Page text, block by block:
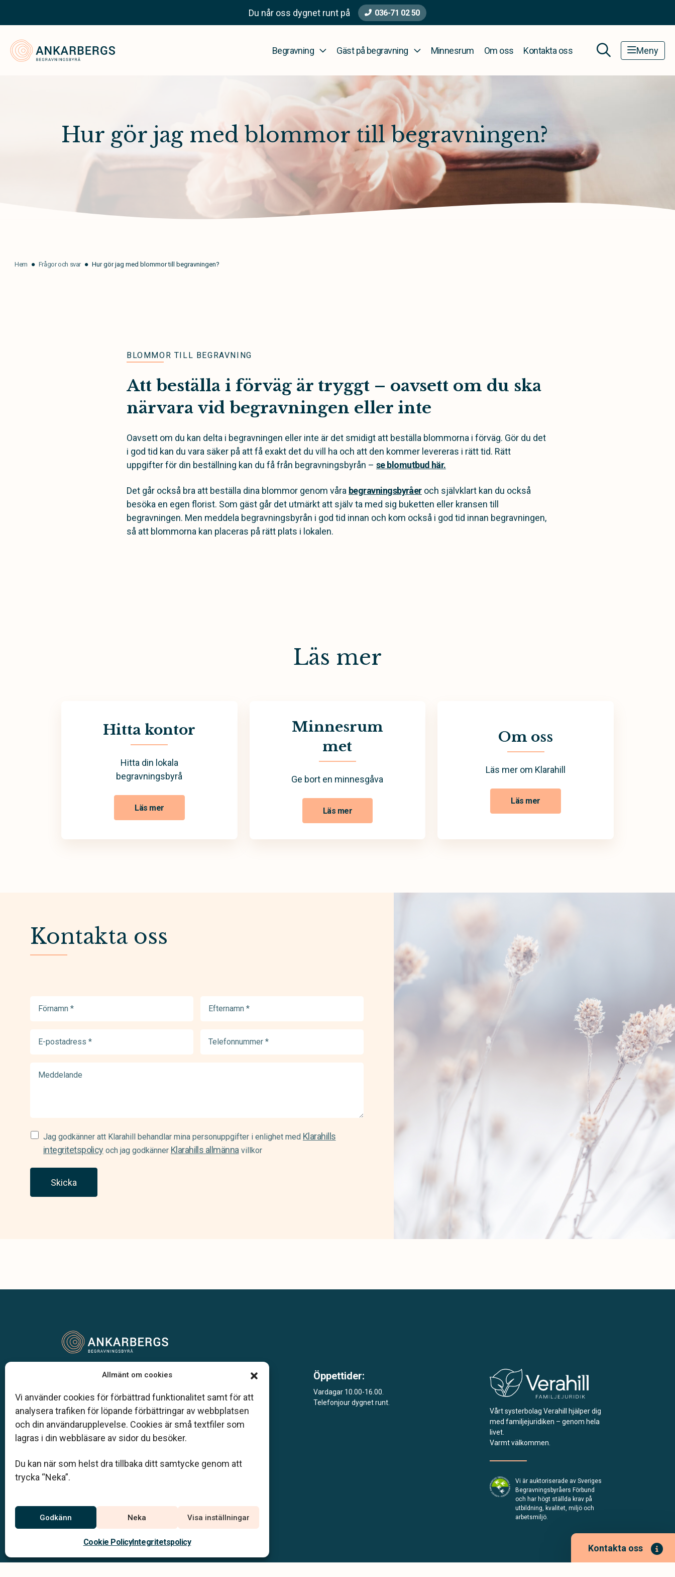
Allmänt om cookies
Vi använder cookies för förbättrad funktionalitet samt för att
analysera trafiken för löpande förbättringar av webbplatsen
och din användarupplevelse. Cookies är små textfiler som
lagras i din webbläsare av sidor du besöker.
Du kan när som helst dra tillbaka ditt samtycke genom att
trycka “Neka”.
Godkänn Neka Visa inställningar
Cookie PolicyIntegritetspolicy
Du når oss dygnet runt på 036-71 02 50
Begravning Gäst på begravning Minnesrum Om oss Kontakta oss Meny
Hur gör jag med blommor till begravningen?
Hem Frågor och svar Hur gör jag med blommor till begravningen?
BLOMMOR TILL BEGRAVNING
Att beställa i förväg är tryggt – oavsett om du ska
närvara vid begravningen eller inte
Oavsett om du kan delta i begravningen eller inte är det smidigt att beställa blommorna i förväg. Gör du det
i god tid kan du vara säker på att få exakt det du vill ha och att den kommer levereras i rätt tid. Rätt
uppgifter för din beställning kan du få från begravningsbyrån – se blomutbud här.
Det går också bra att beställa dina blommor genom våra begravningsbyråeroch självklart kan du också
besöka en egen florist. Som gäst går det utmärkt att själv ta med sig buketten eller kransen till
begravningen. Men meddela begravningsbyrån i god tid innan och kom också i god tid innan begravningen,
så att blommorna kan placeras på rätt plats i lokalen.
Läs mer
Hitta kontor
Hitta din lokala
begravningsbyrå
Läs mer
Minnesrum
met
Ge bort en minnesgåva
Läs mer
Om oss
Läs mer om Klarahill
Läs mer
Kontakta oss
postadress
Samtycke
(Required)
Jag godkänner att Klarahill behandlar mina personuppgifter i enlighet med Klarahills
integritetspolicyoch jag godkänner Klarahills allmännavillkor
Skicka
Kontakta oss
Vår begravningsbyrå är en del av Klarahill.
auktoriserade inom Sveriges begravningsbyråers
förbund (SBF). Det personliga är centralt för oss, både
när det gäller bemötande och när vi utformar
skräddarsydda personliga begravningar.
info@ankarbergs.se
Jourtelefon
036-71 02 50
Öppettider:
Vardagar 10.00-16.00.
Telefonjour dygnet runt.
Vårt systerbolag Verahill hjälper dig
med familjejuridiken – genom hela
livet.
Varmt välkommen.
Vi är auktoriserade av Sveriges
Begravningsbyråers Förbund
och har högt ställda krav på
utbildning, kvalitet, miljö och
arbetsmiljö.